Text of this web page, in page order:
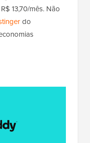
13,70/mês. Não
do